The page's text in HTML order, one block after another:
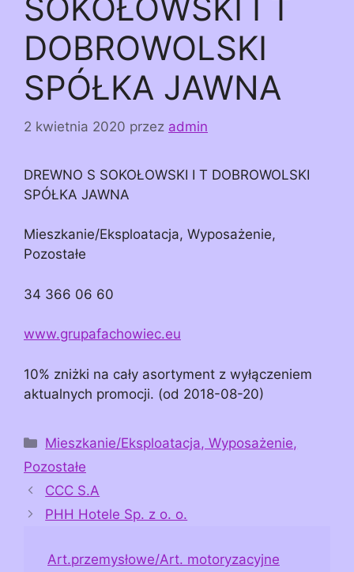
SOKOŁOWSKI I T
DOBROWOLSKI
SPÓŁKA JAWNA
2 kwietnia 2020 przez admin
DREWNO S SOKOŁOWSKI I T DOBROWOLSKI
SPÓŁKA JAWNA
Mieszkanie/Eksploatacja, Wyposażenie,
Pozostałe
34 366 06 60
www.grupafachowiec.eu
10% zniżki na cały asortyment z wyłączeniem
aktualnych promocji. (od 2018-08-20)
Kategorie
Mieszkanie/Eksploatacja, Wyposażenie,
Pozostałe
CCC S.A
PHH Hotele Sp. z o. o.
Art.przemysłowe/Art. motoryzacyjne